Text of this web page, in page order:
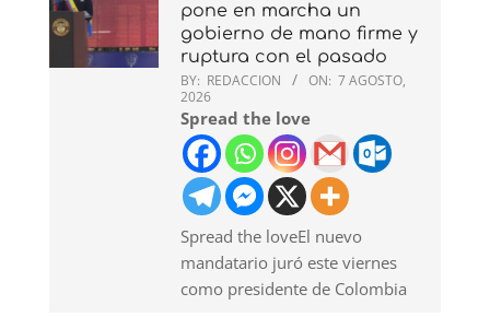
pone en marcha un
gobierno de mano firme y
ruptura con el pasado
BY: REDACCION ON: 7 AGOSTO,
2026
Spread the love
Spread the loveEl nuevo
mandatario juró este viernes
como presidente de Colombia